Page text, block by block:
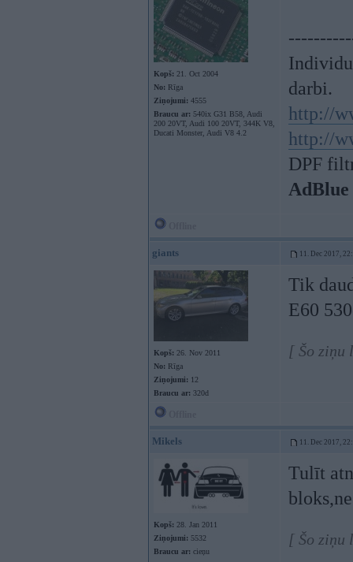
Kopš: 21. Oct 2004
No: Rīga
Ziņojumi: 4555
Braucu ar: 540ix G31 B58, Audi
200 20VT, Audi 100 20VT, 344K V8,
Ducati Monster, Audi V8 4.2
darbi.
http://
http://
DPF
giants 11. Dec 2017,
Kopš: 26. Nov 2011
No: Rīga
Ziņojumi: 12
Braucu ar: 320d
Tik
E60
[ Šo ziņu
Mikels 11. Dec 2017,
Kopš: 28. Jan 2011
Ziņojumi: 5532
Braucu ar: cieņu
Tulīt
[ Šo ziņu